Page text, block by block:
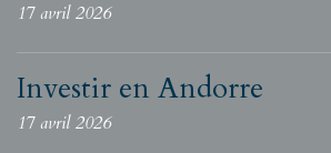
17 avril 2026
Investir en Andorre
17 avril 2026